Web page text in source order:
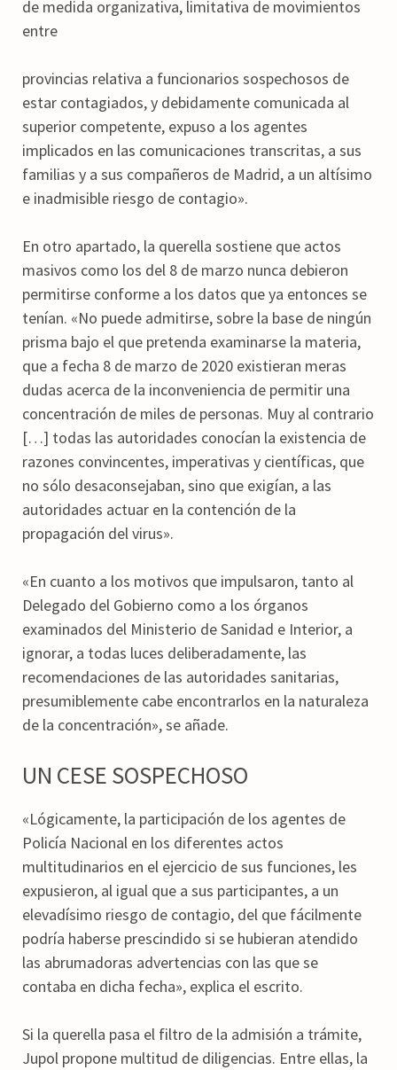
de medida organizativa, limitativa de movimientos
entre
provincias relativa a funcionarios sospechosos de
estar contagiados, y debidamente comunicada al
superior competente, expuso a los agentes
implicados en las comunicaciones transcritas, a sus
familias y a sus compañeros de Madrid, a un altísimo
e inadmisible riesgo de contagio».
En otro apartado, la querella sostiene que actos
masivos como los del 8 de marzo nunca debieron
permitirse conforme a los datos que ya entonces se
tenían. «No puede admitirse, sobre la base de ningún
prisma bajo el que pretenda examinarse la materia,
que a fecha 8 de marzo de 2020 existieran meras
dudas acerca de la inconveniencia de permitir una
concentración de miles de personas. Muy al contrario
[…] todas las autoridades conocían la existencia de
razones convincentes, imperativas y científicas, que
no sólo desaconsejaban, sino que exigían, a las
autoridades actuar en la contención de la
propagación del virus».
«En cuanto a los motivos que impulsaron, tanto al
Delegado del Gobierno como a los órganos
examinados del Ministerio de Sanidad e Interior, a
ignorar, a todas luces deliberadamente, las
recomendaciones de las autoridades sanitarias,
presumiblemente cabe encontrarlos en la naturaleza
de la concentración», se añade.
UN CESE SOSPECHOSO
«Lógicamente, la participación de los agentes de
Policía Nacional en los diferentes actos
multitudinarios en el ejercicio de sus funciones, les
expusieron, al igual que a sus participantes, a un
elevadísimo riesgo de contagio, del que fácilmente
podría haberse prescindido si se hubieran atendido
las abrumadoras advertencias con las que se
contaba en dicha fecha», explica el escrito.
Si la querella pasa el filtro de la admisión a trámite,
Jupol propone multitud de diligencias. Entre ellas, la